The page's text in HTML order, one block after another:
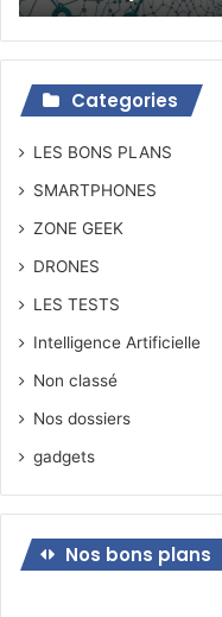
Categories
LES BONS PLANS
SMARTPHONES
ZONE GEEK
DRONES
LES TESTS
Intelligence Artificielle
Non classé
Nos dossiers
gadgets
Nos bons plans